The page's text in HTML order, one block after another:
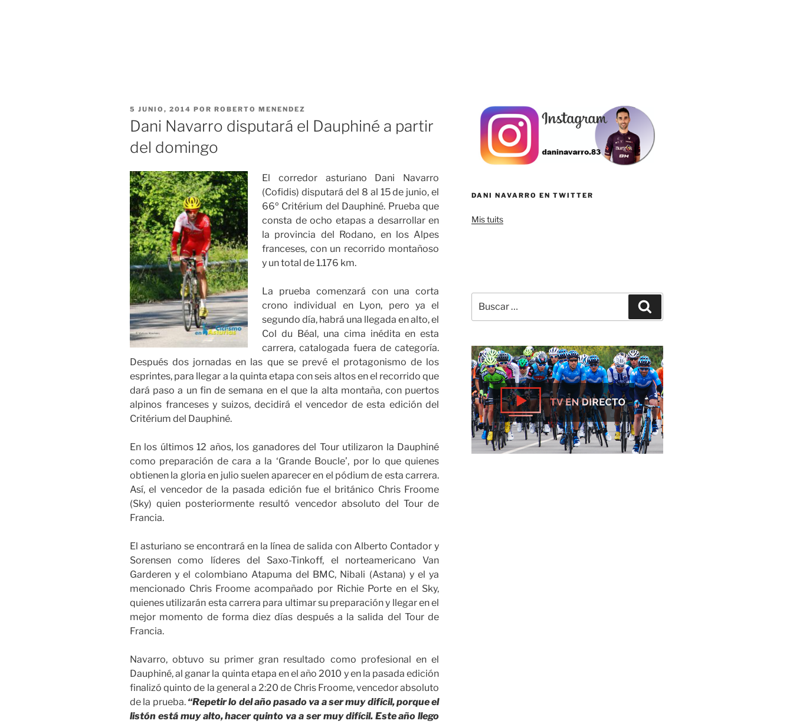
PUBLICADO
EL
5 JUNIO, 2014 POR ROBERTO MENENDEZ
Dani Navarro disputará el Dauphiné a partir
del domingo
El corredor asturiano Dani Navarro
(Cofidis) disputará del 8 al 15 de junio, el
66º Critérium del Dauphiné. Prueba que
consta de ocho etapas a desarrollar en
la provincia del Rodano, en los Alpes
franceses, con un recorrido montañoso
y un total de 1.176 km.
La prueba comenzará con una corta
crono individual en Lyon, pero ya el
segundo día, habrá una llegada en alto, el
Col du Béal, una cima inédita en esta
carrera, catalogada fuera de categoría.
Después dos jornadas en las que se prevé el protagonismo de los
esprintes, para llegar a la quinta etapa con seis altos en el recorrido que
dará paso a un fin de semana en el que la alta montaña, con puertos
alpinos franceses y suizos, decidirá el vencedor de esta edición del
Critérium del Dauphiné.
En los últimos 12 años, los ganadores del Tour utilizaron la Dauphiné
como preparación de cara a la ‘Grande Boucle’, por lo que quienes
obtienen la gloria en julio suelen aparecer en el pódium de esta carrera.
Así, el vencedor de la pasada edición fue el británico Chris Froome
(Sky) quien posteriormente resultó vencedor absoluto del Tour de
Francia.
El asturiano se encontrará en la línea de salida con Alberto Contador y
Sorensen como líderes del Saxo-Tinkoff, el norteamericano Van
Garderen y el colombiano Atapuma del BMC, Nibali (Astana) y el ya
mencionado Chris Froome acompañado por Richie Porte en el Sky,
quienes utilizarán esta carrera para ultimar su preparación y llegar en el
mejor momento de forma diez días después a la salida del Tour de
Francia.
Navarro, obtuvo su primer gran resultado como profesional en el
Dauphiné, al ganar la quinta etapa en el año 2010 y en la pasada edición
finalizó quinto de la general a 2:20 de Chris Froome, vencedor absoluto
de la prueba. “Repetir lo del año pasado va a ser muy difícil, porque el
listón está muy alto, hacer quinto va a ser muy difícil. Este año llego
DANI NAVARRO EN TWITTER
Mis tuits
por: